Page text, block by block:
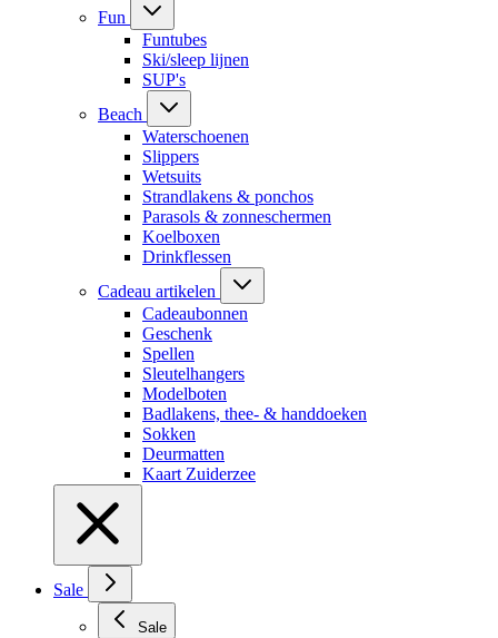
Fun
Funtubes
Ski/sleep lijnen
SUP's
Beach
Waterschoenen
Slippers
Wetsuits
Strandlakens & ponchos
Parasols & zonneschermen
Koelboxen
Drinkflessen
Cadeau artikelen
Cadeaubonnen
Geschenk
Spellen
Sleutelhangers
Modelboten
Badlakens, thee- & handdoeken
Sokken
Deurmatten
Kaart Zuiderzee
Sale
Sale